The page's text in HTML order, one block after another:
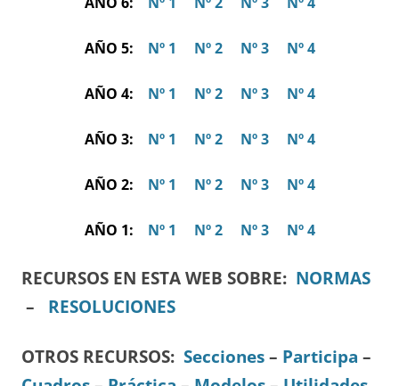
AÑO 5: Nº 1 Nº 2 Nº 3 Nº 4
AÑO 4: Nº 1 Nº 2 Nº 3 Nº 4
AÑO 3: Nº 1 Nº 2 Nº 3 Nº 4
AÑO 2: Nº 1 Nº 2 Nº 3 Nº 4
AÑO 1: Nº 1 Nº 2 Nº 3 Nº 4
RECURSOS EN ESTA WEB SOBRE: NORMAS
– RESOLUCIONES
OTROS RECURSOS: Secciones – Participa –